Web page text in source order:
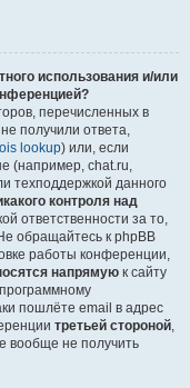
использования и/или
перечисленных в
получили ответа,
lookup) или, если
(например, chat.ru,
техподдержкой данного
контроля над
ответственности за то,
обращайтесь к phpBB
работы конференции,
напрямую к сайту
пошлёте email в адрес
третьей стороной,
вообще не получить